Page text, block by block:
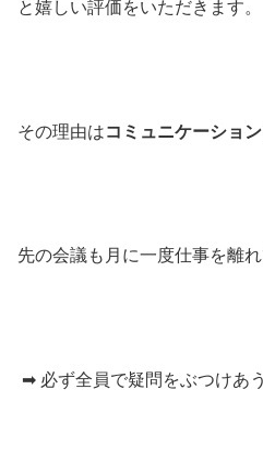
と嬉しい評価をいただきます。
その理由はコミュニケーショ
先の会議も月に一度仕事を離れ
➡ 必ず全員で疑問をぶつけあう